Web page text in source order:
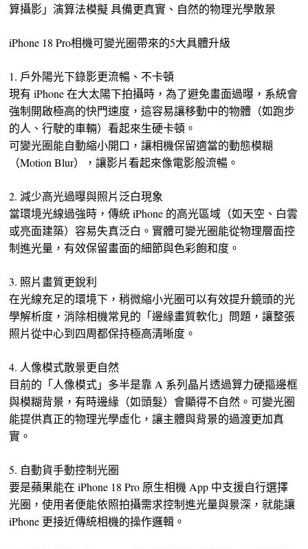
算攝影」演算法模擬 具備更真實、自然的物理光學散景
iPhone 18 Pro相機可變光圈帶來的5大具體升級
1. 戶外陽光下錄影更流暢、不卡頓
現有 iPhone 在大太陽下拍攝時，為了避免畫面過曝，系統會
強制開啟極高的快門速度，這容易讓移動中的物體（如跑步
的人、行駛的車輛）看起來生硬卡頓。
可變光圈能自動縮小開口，讓相機保留適當的動態模糊
（Motion Blur），讓影片看起來像電影般流暢。
2. 減少高光過曝與照片泛白現象
當環境光線過強時，傳統 iPhone 的高光區域（如天空、白雲
或亮面建築）容易失真泛白。實體可變光圈能從物理層面控
制進光量，有效保留畫面的細節與色彩飽和度。
3. 照片畫質更銳利
在光線充足的環境下，稍微縮小光圈可以有效提升鏡頭的光
學解析度，消除相機常見的「邊緣畫質軟化」問題，讓整張
照片從中心到四周都保持極高清晰度。
4. 人像模式散景更自然
目前的「人像模式」多半是靠 A 系列晶片透過算力硬摳邊框
與模糊背景，有時邊緣（如頭髮）會顯得不自然。可變光圈
能提供真正的物理光學虛化，讓主體與背景的過渡更加真
實。
5. 自動貨手動控制光圈
要是蘋果能在 iPhone 18 Pro 原生相機 App 中支援自行選擇
光圈，使用者便能依照拍攝需求控制進光量與景深，就能讓
iPhone 更接近傳統相機的操作邏輯。